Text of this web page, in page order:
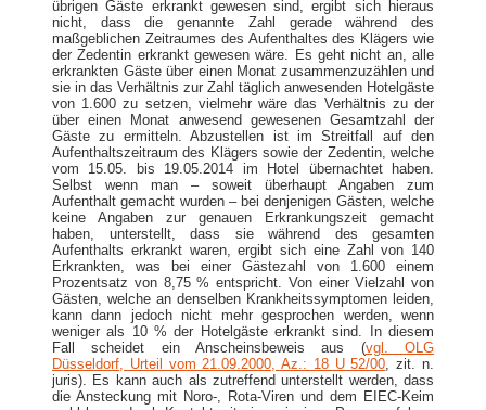
übrigen Gäste erkrankt gewesen sind, ergibt sich hieraus
nicht, dass die genannte Zahl gerade während des
maßgeblichen Zeitraumes des Aufenthaltes des Klägers wie
der Zedentin erkrankt gewesen wäre. Es geht nicht an, alle
erkrankten Gäste über einen Monat zusammenzuzählen und
sie in das Verhältnis zur Zahl täglich anwesenden Hotelgäste
von 1.600 zu setzen, vielmehr wäre das Verhältnis zu der
über einen Monat anwesend gewesenen Gesamtzahl der
Gäste zu ermitteln. Abzustellen ist im Streitfall auf den
Aufenthaltszeitraum des Klägers sowie der Zedentin, welche
vom 15.05. bis 19.05.2014 im Hotel übernachtet haben.
Selbst wenn man – soweit überhaupt Angaben zum
Aufenthalt gemacht wurden – bei denjenigen Gästen, welche
keine Angaben zur genauen Erkrankungszeit gemacht
haben, unterstellt, dass sie während des gesamten
Aufenthalts erkrankt waren, ergibt sich eine Zahl von 140
Erkrankten, was bei einer Gästezahl von 1.600 einem
Prozentsatz von 8,75 % entspricht. Von einer Vielzahl von
Gästen, welche an denselben Krankheitssymptomen leiden,
kann dann jedoch nicht mehr gesprochen werden, wenn
weniger als 10 % der Hotelgäste erkrankt sind. In diesem
Fall scheidet ein Anscheinsbeweis aus (vgl. OLG
Düsseldorf, Urteil vom 21.09.2000, Az.: 18 U 52/00 , zit. n.
juris). Es kann auch als zutreffend unterstellt werden, dass
die Ansteckung mit Noro-, Rota-Viren und dem EIEC-Keim